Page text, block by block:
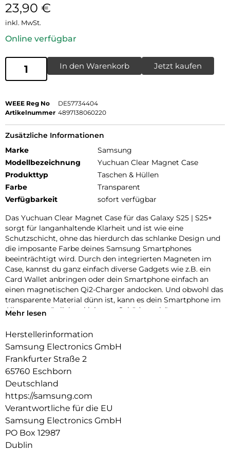
23,90 €
inkl. MwSt.
Online verfügbar
In den Warenkorb Jetzt kaufen
WEEE Reg No
DE57734404
Artikelnummer 4897138060220
Zusätzliche Informationen
Marke
Samsung
Modellbezeichnung
Yuchuan Clear Magnet Case
Produkttyp
Taschen & Hüllen
Farbe
Transparent
Verfügbarkeit
sofort verfügbar
Das Yuchuan Clear Magnet Case für das Galaxy S25 | S25+
sorgt für langanhaltende Klarheit und ist wie eine
Schutzschicht, ohne das hierdurch das schlanke Design und
die imposante Farbe deines Samsung Smartphones
beeinträchtigt wird. Durch den integrierten Magneten im
Case, kannst du ganz einfach diverse Gadgets wie z.B. ein
Card Wallet anbringen oder dein Smartphone einfach an
einen magnetischen Qi2-Charger andocken. Und obwohl das
transparente Material dünn ist, kann es dein Smartphone im
Alltag vor möglichen kleineren Schäden schützen.
Mehr lesen
Herstellerinformation
Samsung Electronics GmbH
Frankfurter Straße 2
65760 Eschborn
Deutschland
https://samsung.com
Verantwortliche für die EU
Samsung Electronics GmbH
PO Box 12987
Dublin